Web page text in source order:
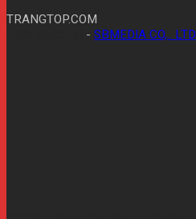
TRANGTOP.COM
- SBMEDIA CO,.. LTD